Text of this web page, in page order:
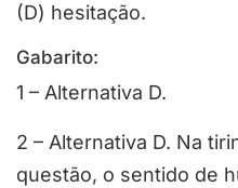
(D) hesitação.
Gabarito:
1 – Alternativa D.
2 – Alternativa D. Na
questão, o sentido de